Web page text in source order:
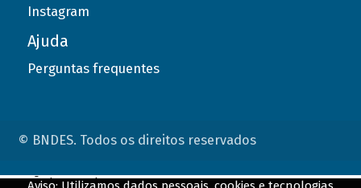
Instagram
Ajuda
Perguntas frequentes
© BNDES. Todos os direitos reservados
ConteÃºdo complementar